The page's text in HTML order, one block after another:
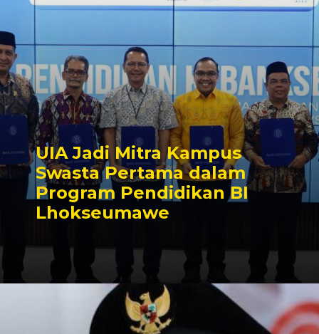
UIA Jadi Mitra Kampus
Swasta Pertama dalam
Program Pendidikan BI
Lhokseumawe